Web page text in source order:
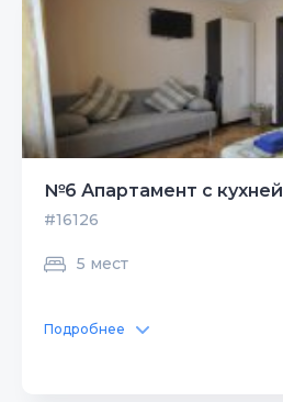
№6 Апартамент с кухней
#16126
5 мест
Подробнее